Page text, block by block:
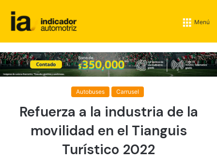
Menú
Autobuses Carrusel
Refuerza a la industria de la
movilidad en el Tianguis
Turístico 2022